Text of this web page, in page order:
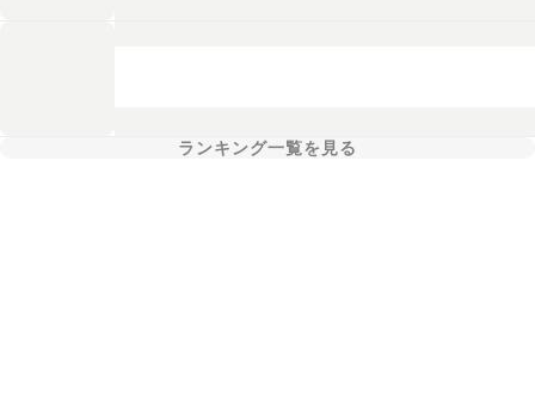
ランキング一覧を見る